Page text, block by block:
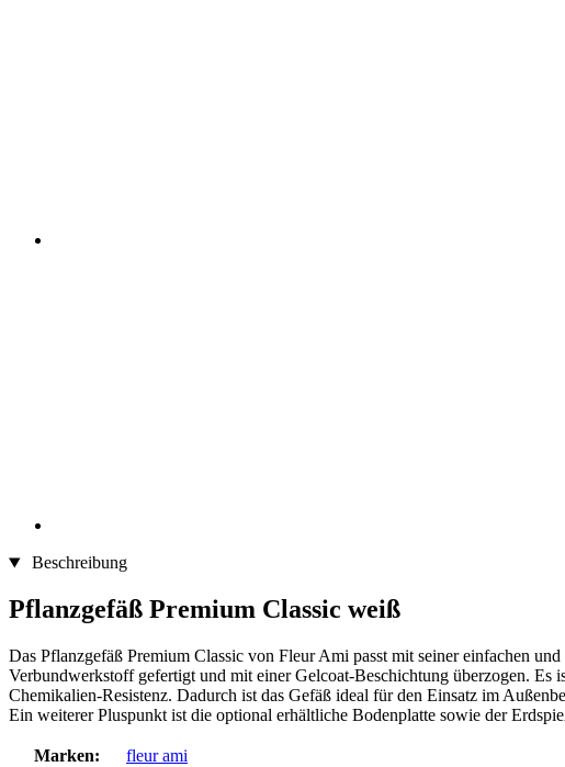
Beschreibung
Pflanzgefäß Premium Classic weiß
Das Pflanzgefäß Premium Classic von Fleur Ami passt mit seiner einfachen
Verbundwerkstoff gefertigt und mit einer Gelcoat-Beschichtung überzogen. Es
Chemikalien-Resistenz. Dadurch ist das Gefäß ideal für den Einsatz im
Ein weiterer Pluspunkt ist die optional erhältliche Bodenplatte sowie der
Marken:
fleur ami